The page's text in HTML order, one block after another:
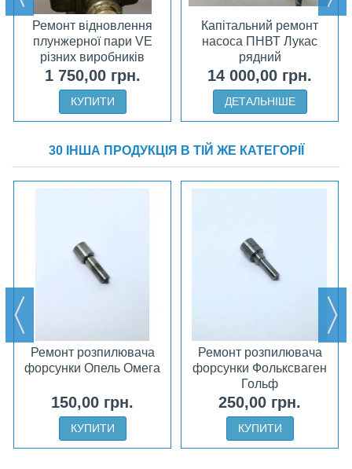
Ремонт відновлення
плунжерної пари VE
різних виробників
1 750,00 грн.
КУПИТИ
Капітальний ремонт
насоса ПНВТ Лукас
рядний
14 000,00 грн.
ДЕТАЛЬНІШЕ
30 ІНША ПРОДУКЦІЯ В ТІЙ ЖЕ КАТЕГОРІЇ
Ремонт розпилювача
форсунки Опель Омега
150,00 грн.
КУПИТИ
Ремонт розпилювача
форсунки Фольксваген
Гольф
250,00 грн.
КУПИТИ